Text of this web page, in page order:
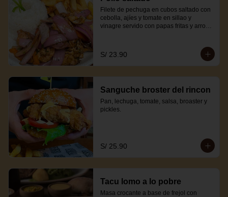
Filete de pechuga en cubos saltado con
cebolla, ajíes y tomate en sillao y
vinagre servido con papas fritas y arroz
S/ 23.90
Sanguche broster del rincon
Pan, lechuga, tomate, salsa, broaster y
pickles.
S/ 25.90
Tacu lomo a lo pobre
Masa crocante a base de frejol con